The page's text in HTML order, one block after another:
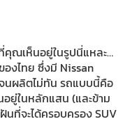
คุณเห็นอยู่ในรูปนี่แหละ…
องไทย ซึ่งมี Nissan
จนผลิตไม่ทัน รถแบบนี้คือ
ยู่ในหลักแสน (และข้าม
นที่จะได้ครอบครอง SUV